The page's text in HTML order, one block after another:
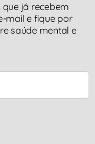
que já recebem
mail e fique por
saúde mental e